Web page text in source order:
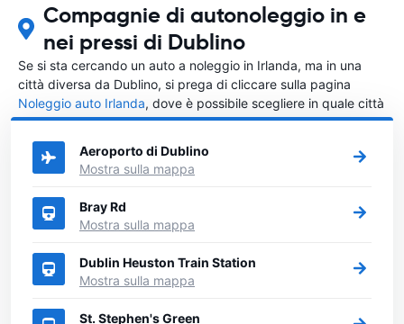
Compagnie di autonoleggio in e
nei pressi di Dublino
Se si sta cercando un auto a noleggio in Irlanda, ma in una
città diversa da Dublino, si prega di cliccare sulla pagina
Noleggio auto Irlanda, dove è possibile scegliere in quale città
in Irlanda si vuole noleggiare l'auto.
Aeroporto di Dublino
Mostra sulla mappa
Bray Rd
Mostra sulla mappa
Dublin Heuston Train Station
Mostra sulla mappa
St. Stephen's Green